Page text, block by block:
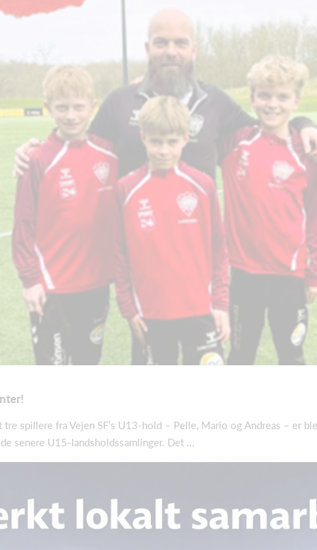
spillere fra Vejen SF’s U13-hold – Pelle, Mario og Andreas – er
senere U15-landsholdssamlinger. Det ...